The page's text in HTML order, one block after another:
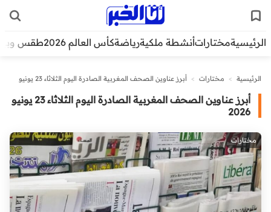
الرئيسيةمختاراتأنشطة ملكيةرياضةكأس العالم 2026 طقس
الرئيسية > مختارات >
أبرز عناوين الصحف المغربية الصادرة اليوم الثلاثاء 23 يونيو
أبرز عناوين الصحف المغربية الصادرة اليوم الثلاثاء 23 يونيو
2026
مختارات